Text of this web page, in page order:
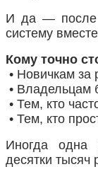
И да — после
систему
Кому точно
• Новичкам за
• Владельцам
• Тем, кто
• Тем, кто
Иногда одна
десятки тысяч